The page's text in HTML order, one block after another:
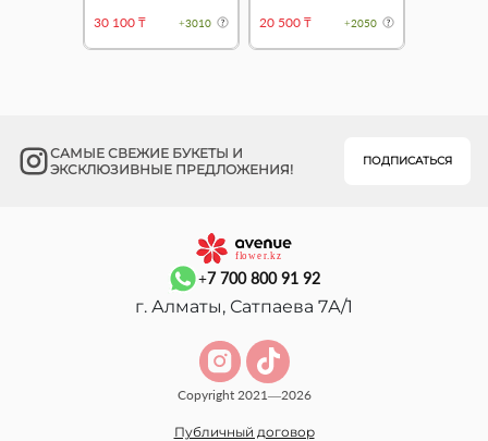
30 100 ₸
+3010 20 500 ₸ +2050
САМЫЕ СВЕЖИЕ БУКЕТЫ И
ЭКСКЛЮЗИВНЫЕ ПРЕДЛОЖЕНИЯ!
ПОДПИСАТЬСЯ
+7 700 800 91 92
г. Алматы, Сатпаева 7А/1
Copyright 2021—2026
Публичный договор